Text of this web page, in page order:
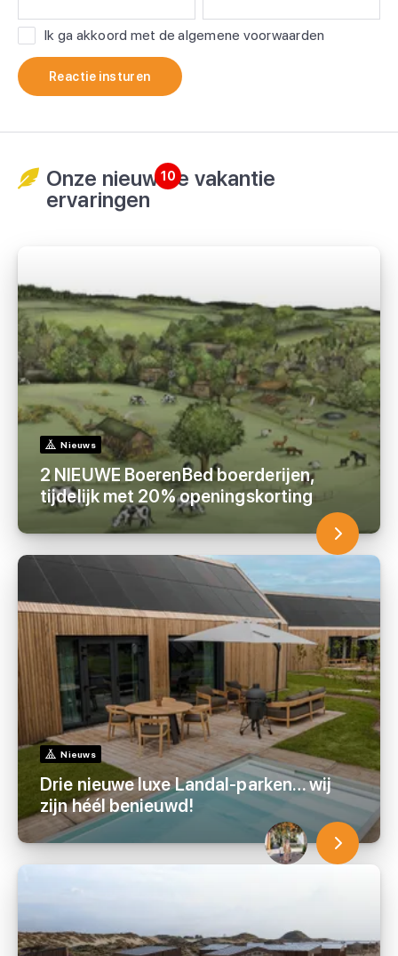
Ik ga akkoord met de algemene voorwaarden
Reactie insturen
Onze nieuwste vakantie
ervaringen
10
Nieuws
2 NIEUWE BoerenBed boerderijen,
tijdelijk met 20% openingskorting
Nieuws
Drie nieuwe luxe Landal-parken… wij
zijn héél benieuwd!